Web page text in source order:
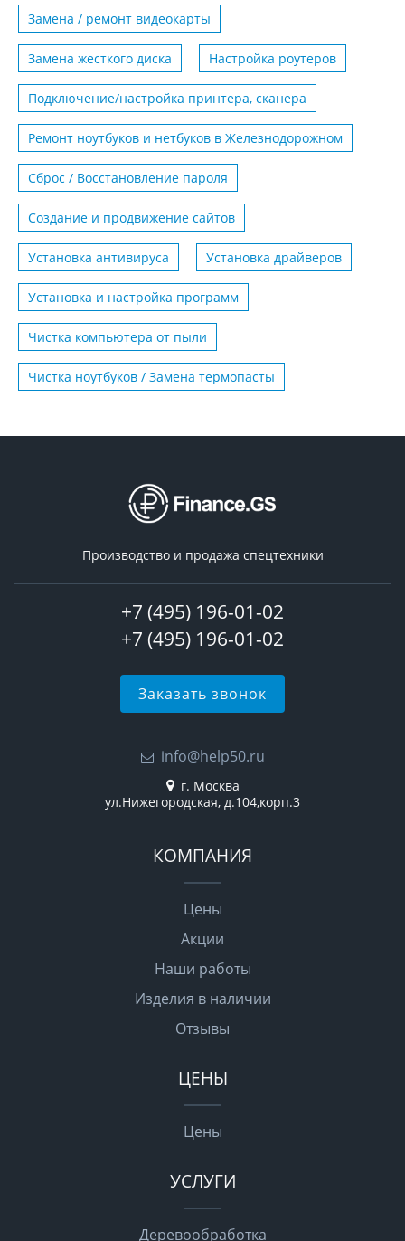
Замена / ремонт видеокарты
Замена жесткого диска Настройка роутеров
Подключение/настройка принтера, сканера
Ремонт ноутбуков и нетбуков в Железнодорожном
Сброс / Восстановление пароля
Создание и продвижение сайтов
Установка антивируса Установка драйверов
Установка и настройка программ
Чистка компьютера от пыли
Чистка ноутбуков / Замена термопасты
Производство и продажа спецтехники
+7 (495) 196-01-02
+7 (495) 196-01-02
Заказать звонок
info@help50.ru
г. Москва
ул.Нижегородская, д.104,корп.3
КОМПАНИЯ
Цены
Акции
Наши работы
Изделия в наличии
Отзывы
ЦЕНЫ
Цены
УСЛУГИ
Деревообработка